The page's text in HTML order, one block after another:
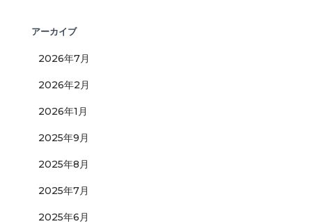
アーカイブ
2026年7月
2026年2月
2026年1月
2025年9月
2025年8月
2025年7月
2025年6月